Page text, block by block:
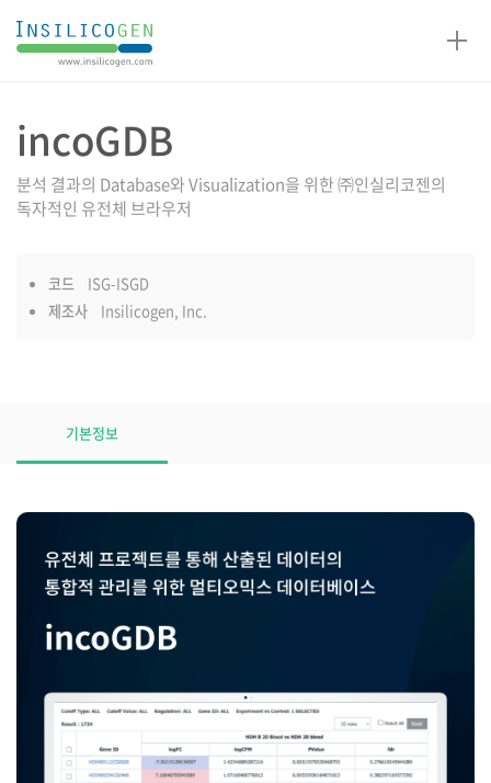
인
실
코
젠
제품설명
incoGDB
분석 결과의 Database와 Visualization을 위한 ㈜인실리코젠의
독자적인 유전체 브라우저
코드
ISG-ISGD
제조사
Insilicogen, Inc.
기본정보